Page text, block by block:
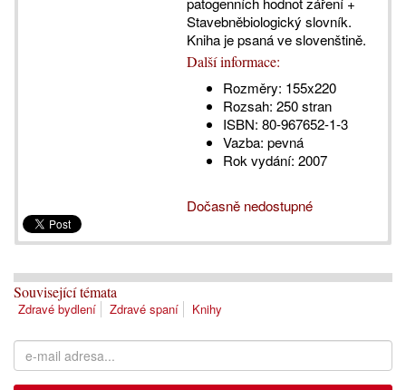
Stavebněbiologický slovník.
Kniha je psaná ve slovenštině.
Další informace:
Rozměry: 155x220
Rozsah: 250 stran
ISBN: 80-967652-1-3
Vazba: pevná
Rok vydání: 2007
Dočasně nedostupné
Související témata
Zdravé bydlení Zdravé spaní Knihy